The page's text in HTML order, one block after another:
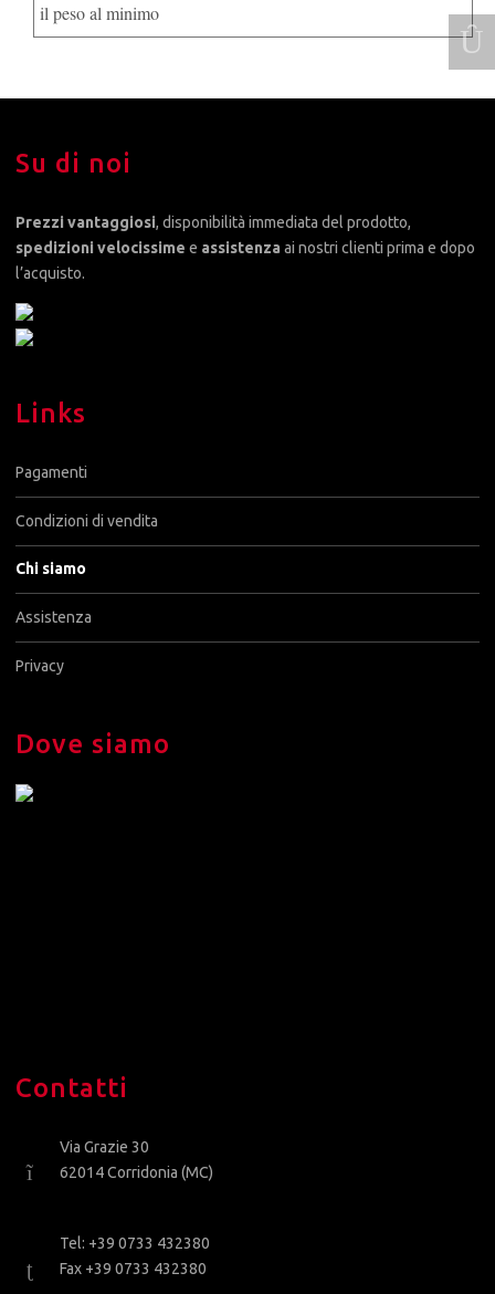
il peso al minimo
Su di noi
Prezzi vantaggiosi, disponibilità immediata del prodotto,
spedizioni velocissime e assistenza ai nostri clienti prima e dopo
l’acquisto.
Links
Pagamenti
Condizioni di vendita
Chi siamo
Assistenza
Privacy
Dove siamo
Contatti
Via Grazie 30
62014 Corridonia (MC)
Tel: +39 0733 432380
Fax +39 0733 432380